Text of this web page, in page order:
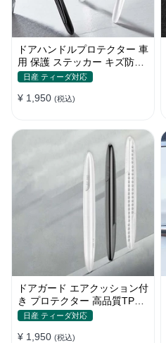
ドアハンドルプロテクター 車
用 保護 ステッカー キズ防止
高品質TPU製 4枚セット
日産 ティーダ対応
¥ 1,950 (税込)
ドアガード エアクッション付
き プロテクター 高品質TPU
製 キズ防止 取り付け簡単
日産 ティーダ対応
¥ 1,950 (税込)